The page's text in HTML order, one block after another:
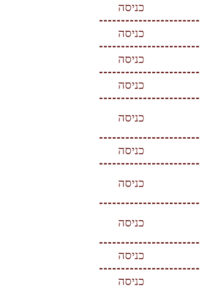
כניסה
כניסה
כניסה
כניסה
כניסה
כניסה
כניסה
כניסה
כניסה
כניסה